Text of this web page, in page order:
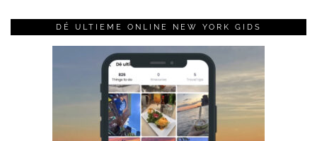
DÉ ULTIEME ONLINE NEW YORK GIDS